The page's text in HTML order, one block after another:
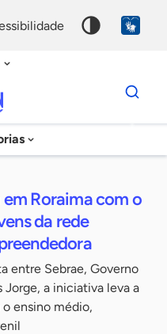
Dados
para
chave
em Roraima com o
da rede
entre Sebrae, Governo
Jorge, a iniciativa leva a
ensino médio,